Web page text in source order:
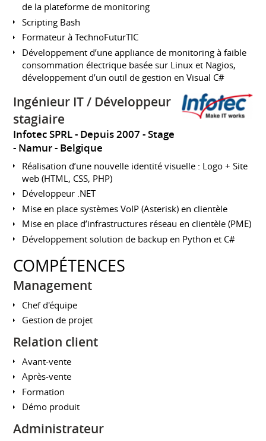
de la plateforme de monitoring
Scripting Bash
Formateur à TechnoFuturTIC
Développement d’une appliance de monitoring à faible
consommation électrique basée sur Linux et Nagios,
développement d’un outil de gestion en Visual C#
Ingénieur IT / Développeur
stagiaire
Infotec SPRL Depuis 2007 Stage
Namur
Belgique
Réalisation d’une nouvelle identité visuelle : Logo + Site
web (HTML, CSS, PHP)
Développeur .NET
Mise en place systèmes VoIP (Asterisk) en clientèle
Mise en place d’infrastructures réseau en clientèle (PME)
Développement solution de backup en Python et C#
COMPÉTENCES
Management
Chef d'équipe
Gestion de projet
Relation client
Avant-vente
Après-vente
Formation
Démo produit
Administrateur